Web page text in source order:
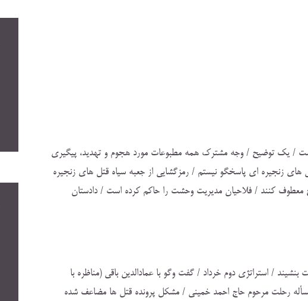
/ يك توضيح / وجه مشترك همه مطبوعات مورد هجوم و تهديد، پيگيري
هاي زنجيره اي پاسخگو نيستم / رمزگشايي از جعبه سياه قتل هاي زنجيره
معطوف كنند / فلاحيان مديريت وحشت را حاكم كرده است / دادستان
/ استراتژي دوم خرداد / گفت وگو با عمادالدين باقي (مناظره با
رحلت مرحوم حاج احمد خميني / مشكل پرونده قتل ها مضاعف شده